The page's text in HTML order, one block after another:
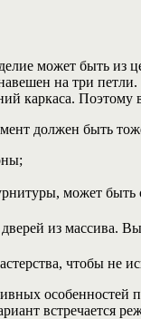
может быть
на три
каркаса.
должен быть
может
чтобы не
встречается